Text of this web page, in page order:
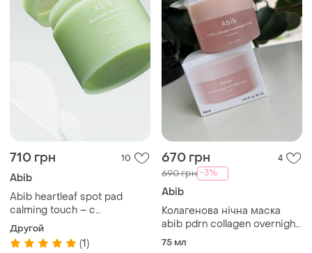
710 грн 10
Abib
Abib heartleaf spot pad
calming touch – с
хаутттюйной сердцевидной
80 шт.
Другой
(1)
670 грн 4
690 грн -3%
Abib
Колагенова нічна маска
abib pdrn collagen overnight
mask firming jelly
75 мл